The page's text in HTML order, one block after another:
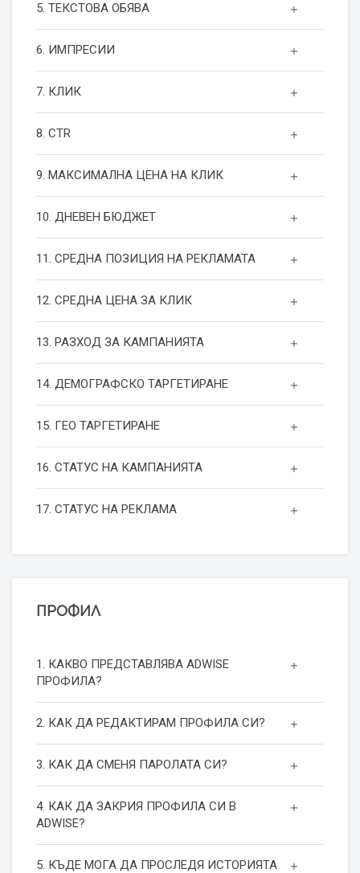
5. ТЕКСТОВА ОБЯВА
6. ИМПРЕСИИ
7. КЛИК
8. CTR
9. МАКСИМАЛНА ЦЕНА НА КЛИК
10. ДНЕВЕН БЮДЖЕТ
11. СРЕДНА ПОЗИЦИЯ НА РЕКЛАМАТА
12. СРЕДНА ЦЕНА ЗА КЛИК
13. РАЗХОД ЗА КАМПАНИЯТА
14. ДЕМОГРАФСКО ТАРГЕТИРАНЕ
15. ГЕО ТАРГЕТИРАНЕ
16. СТАТУС НА КАМПАНИЯТА
17. СТАТУС НА РЕКЛАМА
ПРОФИЛ
1. КАКВО ПРЕДСТАВЛЯВА ADWISE
ПРОФИЛА?
2. КАК ДА РЕДАКТИРАМ ПРОФИЛА СИ?
3. КАК ДА СМЕНЯ ПАРОЛАТА СИ?
4. КАК ДА ЗАКРИЯ ПРОФИЛА СИ В
ADWISE?
5. КЪДЕ МОГА ДА ПРОСЛЕДЯ ИСТОРИЯТА